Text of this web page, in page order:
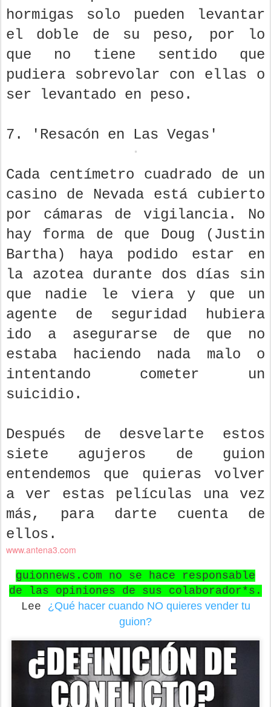
hormigas solo pueden levantar
el doble de su peso, por lo
que no tiene sentido que
pudiera sobrevolar con ellas o
ser levantado en peso.
7. 'Resacón en Las Vegas'
Cada centímetro cuadrado de un
casino de Nevada está cubierto
por cámaras de vigilancia. No
hay forma de que Doug (Justin
Bartha) haya podido estar en
la azotea durante dos días sin
que nadie le viera y que un
agente de seguridad hubiera
ido a asegurarse de que no
estaba haciendo nada malo o
intentando cometer un
suicidio.
Después de desvelarte estos
siete agujeros de guion
entendemos que quieras volver
a ver estas películas una vez
más, para darte cuenta de
ellos.
www.antena3.com
guionnews.com no se hace responsable
de las opiniones de sus colaborador*s.
Lee ¿Qué hacer cuando NO quieres vender tu
guion?